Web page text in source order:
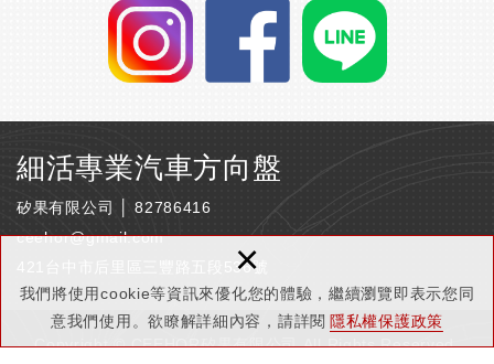
我們將使用cookie等資訊來優化您的體驗，繼續瀏覽即表示您同
意我們使用。欲瞭解詳細內容，請詳閱 隱私權保護政策
×
細活專業汽車方向盤
矽果有限公司 │ 82786416
ceehor@gmail.com
421台中市后里區三豐路五段536號
Copyright © CEEHOR矽果有限公司 All Rights Reserved.